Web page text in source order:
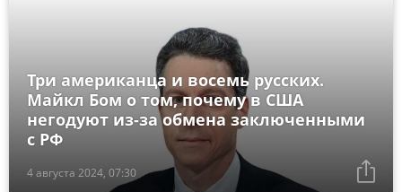
4 августа 2024, 07:30
Три американца и восемь русских.
Майкл Бом о том, почему в США
негодуют из-за обмена заключенными
с РФ